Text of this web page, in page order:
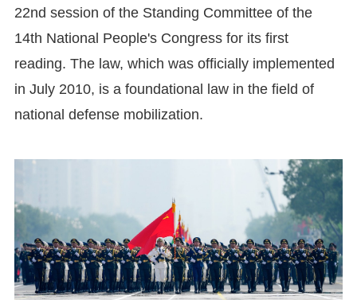
22nd session of the Standing Committee of the
14th National People's Congress for its first
reading. The law, which was officially implemented
in July 2010, is a foundational law in the field of
national defense mobilization.